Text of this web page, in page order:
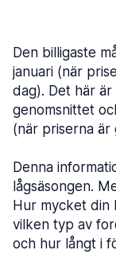
Den billigaste
januari (när
dag). Det här
genomsnittet
(när priserna är
Denna
lågsäsongen.
Hur mycket
vilken typ av
och hur långt i